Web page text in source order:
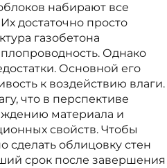
набирают все
достаточно просто
газобетона
Однако
Основной его
к воздействию влаги.
что в перспективе
материала и
свойств. Чтобы
сделать облицовку стен
срок после завершения